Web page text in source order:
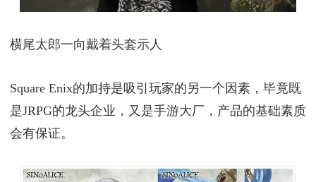
横尾太郎一向戴着头套示人
Square Enix的加持是吸引玩家的另一个因素，毕竟既
是JRPG的龙头企业，又是手游大厂，产品的基础素质
会有保证。